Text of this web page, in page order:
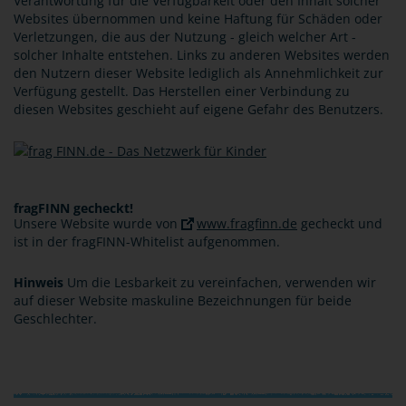
Websites übernommen und keine Haftung für Schäden oder
Verletzungen, die aus der Nutzung - gleich welcher Art -
solcher Inhalte entstehen. Links zu anderen Websites werden
den Nutzern dieser Website lediglich als Annehmlichkeit zur
Verfügung gestellt. Das Herstellen einer Verbindung zu
diesen Websites geschieht auf eigene Gefahr des Benutzers.
fragFINN gecheckt!
Unsere Website wurde von
www.fragfinn.de gecheckt und
ist in der fragFINN-Whitelist aufgenommen.
Hinweis Um die Lesbarkeit zu vereinfachen, verwenden wir
auf dieser Website maskuline Bezeichnungen für beide
Geschlechter.